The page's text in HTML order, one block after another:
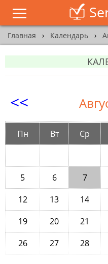
Главная › Календарь ›
<<
Пн Вт Ср
5
6 7
12
13 14
19
20 21
26
27 28